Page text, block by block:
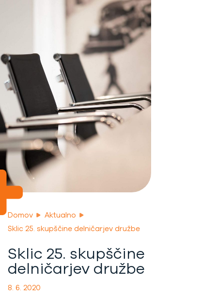
Domov
Aktualno
Sklic 25. skupščine delničarjev družbe
Sklic 25. skupščine
delničarjev družbe
8. 6. 2020